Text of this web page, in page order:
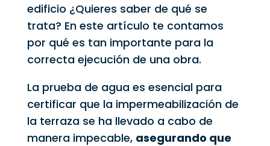
edificio ¿Quieres saber de qué se
trata? En este artículo te contamos
por qué es tan importante para la
correcta ejecución de una obra.
La prueba de agua es esencial para
certificar que la impermeabilización de
la terraza se ha llevado a cabo de
manera impecable, asegurando que